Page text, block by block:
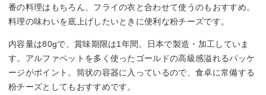
番の料理はもちろん、フライの衣と合わせて使うのもおすすめ。
料理の味わいを底上げしたいときに便利な粉チーズです。
内容量は80gで、賞味期限は1年間。日本で製造・加工していま
す。アルファベットを多く使ったゴールドの高級感溢れるパッケ
ージがポイント。筒状の容器に入っているので、食卓に常備する
粉チーズとしてもおすすめです。